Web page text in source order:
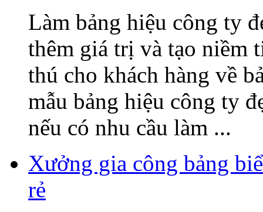
Làm bảng hiệu công ty
thêm giá trị và tạo niềm
thú cho khách hàng về
mẫu bảng hiệu công ty
nếu có nhu cầu làm ...
Xưởng gia công bảng
rẻ